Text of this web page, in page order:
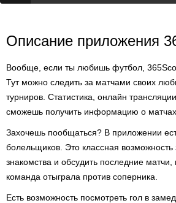
Описание приложения
Вообще, если ты любишь футбол,
Тут можно следить за матчами своих
турниров. Статистика, онлайн
сможешь получить информацию о
Захочешь пообщаться? В приложении
болельщиков. Это классная возможность
знакомства и обсудить последние матчи,
команда отыграла против соперника.
Есть возможность посмотреть гол в